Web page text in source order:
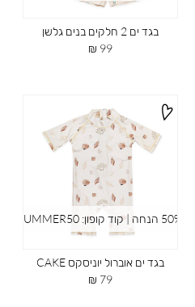
בגד ים 2 חלקים בנים גלשן
מחיר
99 ₪
50% הנחה | קוד קופון: SUMMER50
בגד ים אוברול יוניסקס CAKE
מחיר
79 ₪